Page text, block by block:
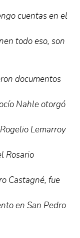
cuentas en el
todo eso, son
documentos
Nahle otorgó
Lemarroy
Rosario
Castagné, fue
en San Pedro